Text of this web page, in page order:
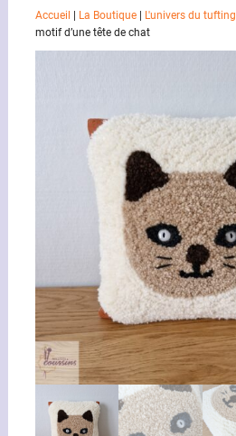
Accueil La Boutique| L'univers du tufting
motif d’une tête de chat